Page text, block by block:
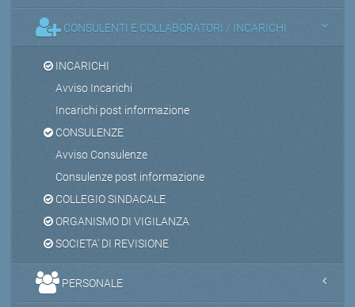
CONSULENTI E COLLABORATORI / INCARICHI
INCARICHI
Avviso Incarichi
Incarichi post informazione
CONSULENZE
Avviso Consulenze
Consulenze post informazione
COLLEGIO SINDACALE
ORGANISMO DI VIGILANZA
SOCIETA' DI REVISIONE
PERSONALE